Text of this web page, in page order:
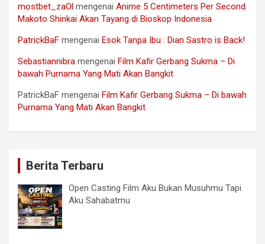
mostbet_zaOl mengenai Anime 5 Centimeters Per Second
Makoto Shinkai Akan Tayang di Bioskop Indonesia
PatrickBaF mengenai Esok Tanpa Ibu : Dian Sastro is Back!
Sebastiannibra mengenai Film Kafir Gerbang Sukma – Di
bawah Purnama Yang Mati Akan Bangkit
PatrickBaF mengenai Film Kafir Gerbang Sukma – Di bawah
Purnama Yang Mati Akan Bangkit
Berita Terbaru
Open Casting Film Aku Bukan Musuhmu Tapi
Aku Sahabatmu